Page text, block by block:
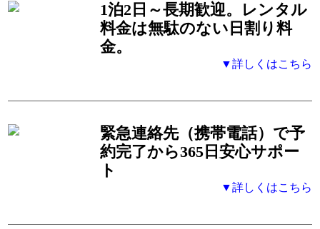
1泊2日～長期歓迎。レンタル
料金は無駄のない日割り料
金。
▼詳しくはこちら
緊急連絡先（携帯電話） で予
約完了から365日安心サポー
ト
▼詳しくはこちら